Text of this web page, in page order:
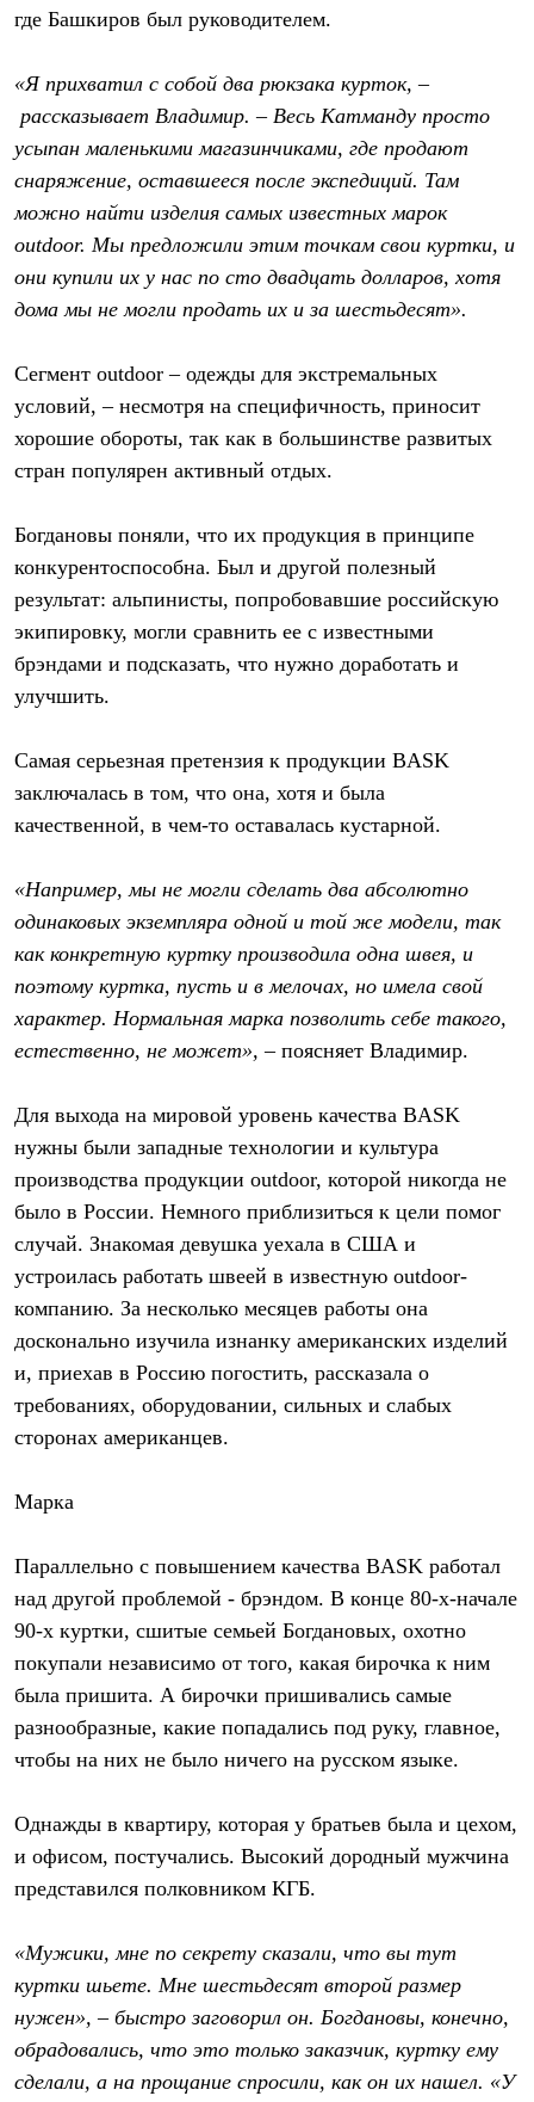
где Башкиров был руководителем.
«Я прихватил с собой два рюкзака курток, –
рассказывает Владимир. – Весь Катманду просто
усыпан маленькими магазинчиками, где продают
снаряжение, оставшееся после экспедиций. Там
можно найти изделия самых известных марок
outdoor. Мы предложили этим точкам свои куртки, и
они купили их у нас по сто двадцать долларов, хотя
дома мы не могли продать их и за шестьдесят».
Сегмент outdoor – одежды для экстремальных
условий, – несмотря на специфичность, приносит
хорошие обороты, так как в большинстве развитых
стран популярен активный отдых.
Богдановы поняли, что их продукция в принципе
конкурентоспособна. Был и другой полезный
результат: альпинисты, попробовавшие российскую
экипировку, могли сравнить ее с известными
брэндами и подсказать, что нужно доработать и
улучшить.
Самая серьезная претензия к продукции BASK
заключалась в том, что она, хотя и была
качественной, в чем-то оставалась кустарной.
«Например, мы не могли сделать два абсолютно
одинаковых экземпляра одной и той же модели, так
как конкретную куртку производила одна швея, и
поэтому куртка, пусть и в мелочах, но имела свой
характер. Нормальная марка позволить себе такого,
естественно, не может», – поясняет Владимир.
Для выхода на мировой уровень качества BASK
нужны были западные технологии и культура
производства продукции outdoor, которой никогда не
было в России. Немного приблизиться к цели помог
случай. Знакомая девушка уехала в США и
устроилась работать швеей в известную outdoor-
компанию. За несколько месяцев работы она
досконально изучила изнанку американских изделий
и, приехав в Россию погостить, рассказала о
требованиях, оборудовании, сильных и слабых
сторонах американцев.
Марка
Параллельно с повышением качества BASK работал
над другой проблемой - брэндом. В конце 80-х-начале
90-х куртки, сшитые семьей Богдановых, охотно
покупали независимо от того, какая бирочка к ним
была пришита. А бирочки пришивались самые
разнообразные, какие попадались под руку, главное,
чтобы на них не было ничего на русском языке.
Однажды в квартиру, которая у братьев была и цехом,
и офисом, постучались. Высокий дородный мужчина
представился полковником КГБ.
«Мужики, мне по секрету сказали, что вы тут
куртки шьете. Мне шестьдесят второй размер
нужен», – быстро заговорил он. Богдановы, конечно,
обрадовались, что это только заказчик, куртку ему
сделали, а на прощание спросили, как он их нашел. «У